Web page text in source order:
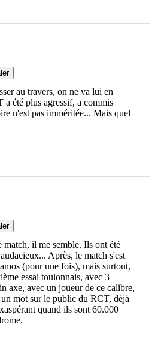
au travers, on ne va lui en
été plus agressif, a commis
n'est pas imméritée... Mais quel
match, il me semble. Ils ont été
Après, le match s'est
(pour une fois), mais surtout,
essai toulonnais, avec 3
axe, avec un joueur de ce calibre,
mot sur le public du RCT, déjà
quand ils sont 60.000